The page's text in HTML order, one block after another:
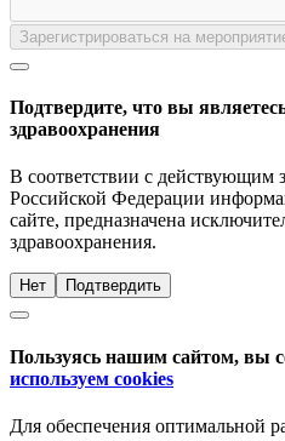
Зарегистрироваться на
Подтвердите, что вы
здравоохранения
В соответствии с действующим
Российской Федерации
сайте, предназначена
здравоохранения.
Нет Подтвердить
Пользуясь нашим сайтом, вы
используем cookies
Для обеспечения оптимальной